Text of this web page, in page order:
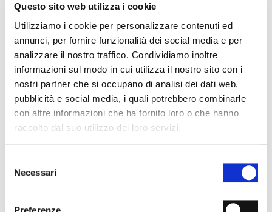
Questo sito web utilizza i cookie
Utilizziamo i cookie per personalizzare contenuti ed
annunci, per fornire funzionalità dei social media e per
analizzare il nostro traffico. Condividiamo inoltre
informazioni sul modo in cui utilizza il nostro sito con i
nostri partner che si occupano di analisi dei dati web,
pubblicità e social media, i quali potrebbero combinarle
con altre informazioni che ha fornito loro o che hanno
raccolto dal suo utilizzo dei loro servizi.
delNecessari
PERCHÉ È SPECIALE?
MADE IN ITALY LEGGEREZZA E
COMFORT
LAVORAZIONE
ARTIGIANALE
FLESSIBILITA'